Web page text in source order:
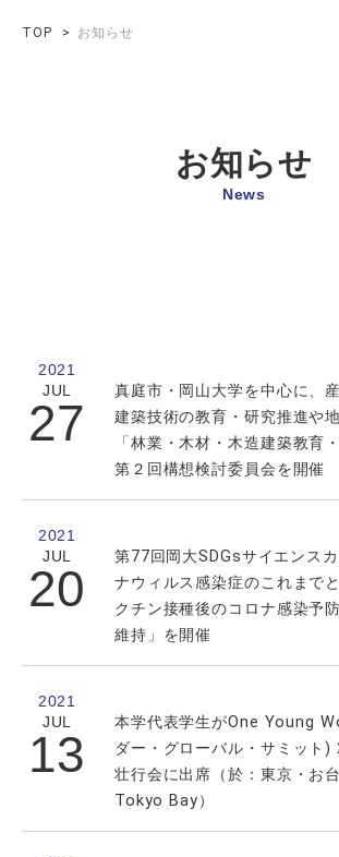
TOP お知らせ
お知らせ
News
2021
JUL
27
真庭市・岡山大学を中心に、
建築技術の教育・研究推進や
「林業・木材・木造建築教育
第２回構想検討委員会を開催
2021
JUL
20
第77回岡大SDGsサイエンス
ナウィルス感染症のこれまで
クチン接種後のコロナ感染予
維持」を開催
2021
JUL
13
本学代表学生がOne Young
ダー・グローバル・サミット)
壮行会に出席（於：東京・お
Tokyo Bay）